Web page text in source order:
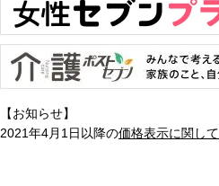
【お知らせ】
2021年4月1日以降の価格表示に関して